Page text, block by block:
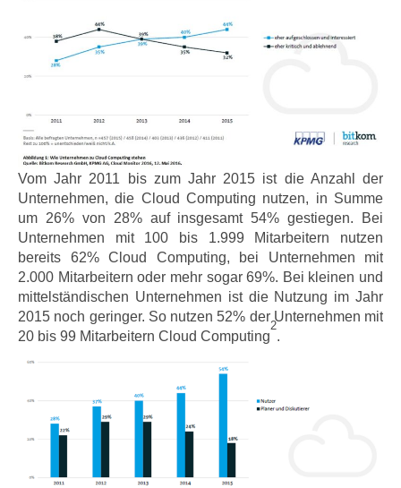
Vom Jahr 2011 bis zum Jahr 2015 ist die Anzahl der
Unternehmen, die Cloud Computing nutzen, in Summe
um 26% von 28% auf insgesamt 54% gestiegen. Bei
Unternehmen mit 100 bis 1.999 Mitarbeitern nutzen
bereits 62% Cloud Computing, bei Unternehmen mit
2.000 Mitarbeitern oder mehr sogar 69%. Bei kleinen und
mittelständischen Unternehmen ist die Nutzung im Jahr
2015 noch geringer. So nutzen 52% der Unternehmen mit
20 bis 99 Mitarbeitern Cloud Computing
2
.